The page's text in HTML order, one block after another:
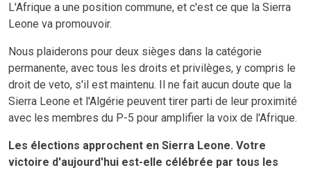
L'Afrique a une position commune, et c'est ce que la Sierra
Leone va promouvoir.
Nous plaiderons pour deux sièges dans la catégorie
permanente, avec tous les droits et privilèges, y compris le
droit de veto, s'il est maintenu. Il ne fait aucun doute que la
Sierra Leone et l'Algérie peuvent tirer parti de leur proximité
avec les membres du P-5 pour amplifier la voix de l'Afrique.
Les élections approchent en Sierra Leone. Votre
victoire d'aujourd'hui est-elle célébrée par tous les